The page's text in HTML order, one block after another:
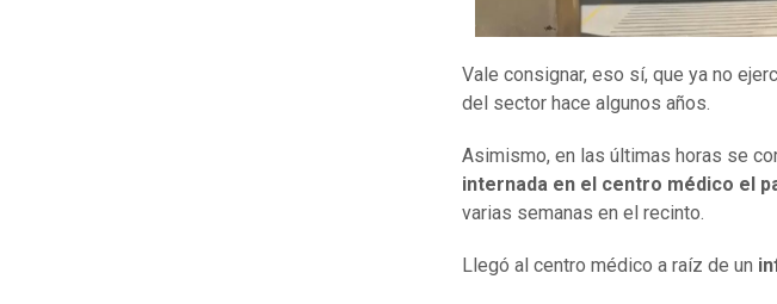
Vale consignar, eso sí, que ya no
del sector hace algunos años.
Asimismo, en las últimas horas se
internada en el centro médico el
varias semanas en el recinto.
Llegó al centro médico a raíz de un